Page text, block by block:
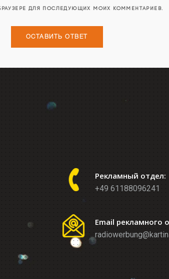
ДЛЯ ПОСЛЕДУЮЩИХ МОИХ КОММЕНТАРИЕВ.
Рекламный отдел:
+49 61188096241
Email рекламного